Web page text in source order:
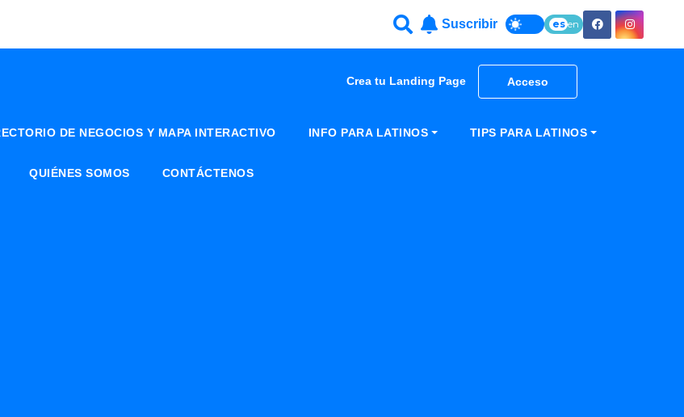
Suscribir es en
Crea tu Landing Page Acceso
DE NEGOCIOS Y MAPA INTERACTIVO INFO PARA LATINOS TIPS PARA LATINOS
QUIÉNES SOMOS CONTÁCTENOS